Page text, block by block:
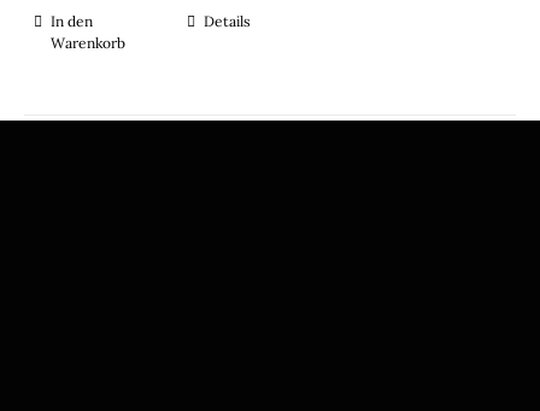
In den
Warenkorb
Details